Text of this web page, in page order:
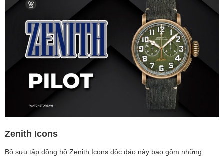
Zenith Icons
Bộ sưu tập đồng hồ Zenith Icons độc đáo này bao gồm những